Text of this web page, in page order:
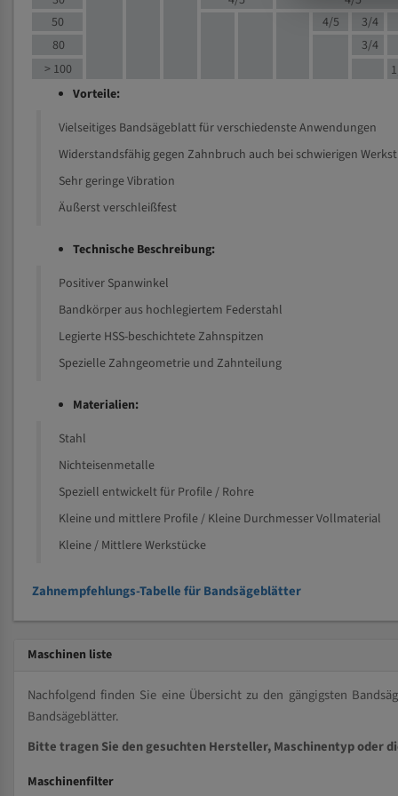
50
4/5 3/4
80
3/4
> 100
Vorteile:
Vielseitiges Bandsägeblatt für verschiedenste Anwendungen
Widerstandsfähig gegen Zahnbruch auch bei schwierigen
Sehr geringe Vibration
Äußerst verschleißfest
Technische Beschreibung:
Positiver Spanwinkel
Bandkörper aus hochlegiertem Federstahl
Legierte HSS-beschichtete Zahnspitzen
Spezielle Zahngeometrie und Zahnteilung
Materialien:
Stahl
Nichteisenmetalle
Speziell entwickelt für Profile / Rohre
Kleine und mittlere Profile / Kleine Durchmesser Vollmaterial
Kleine / Mittlere Werkstücke
Zahnempfehlungs-Tabelle für Bandsägeblätter
Maschinen liste
Nachfolgend finden Sie eine Übersicht zu den gängigsten
Bandsägeblätter.
Bitte tragen Sie den gesuchten Hersteller, Maschinentyp oder
Maschinenfilter